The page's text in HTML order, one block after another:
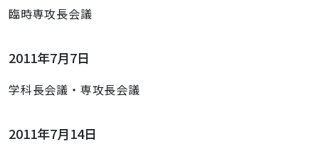
臨時専攻長会議
2011年7月7日
学科長会議・専攻長会議
2011年7月14日